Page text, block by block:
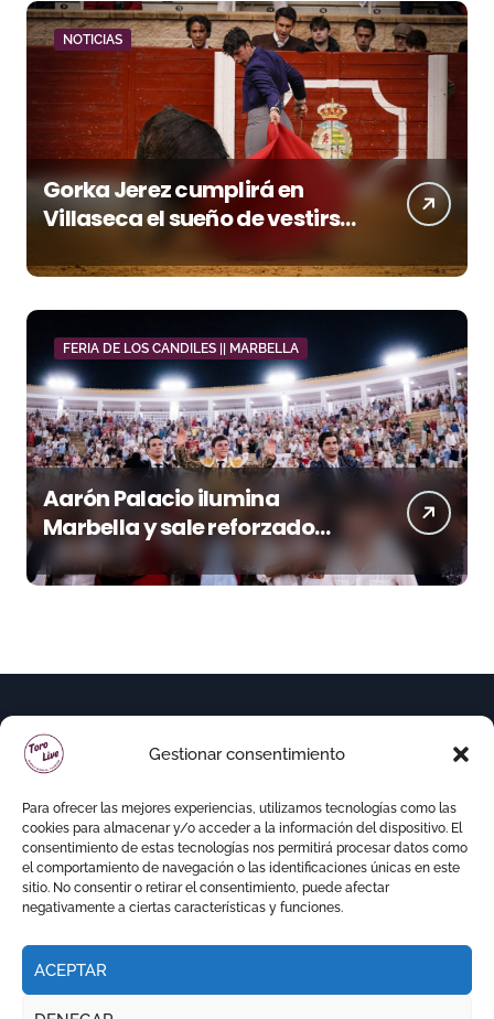
Gestionar consentimiento
Para ofrecer las mejores experiencias, utilizamos tecnologías como las
cookies para almacenar y/o acceder a la información del dispositivo. El
consentimiento de estas tecnologías nos permitirá procesar datos como
el comportamiento de navegación o las identificaciones únicas en este
sitio. No consentir o retirar el consentimiento, puede afectar
negativamente a ciertas características y funciones.
ACEPTAR
NOTICIAS
Gorka Jerez cumplirá en
Villaseca el sueño de vestirse
de luces ante los suyos
FERIA DE LOS CANDILES || MARBELLA
Aarón Palacio ilumina
Marbella y sale reforzado
junto a Manzanares y
Morante
Copyright © Todos los derechos reservados